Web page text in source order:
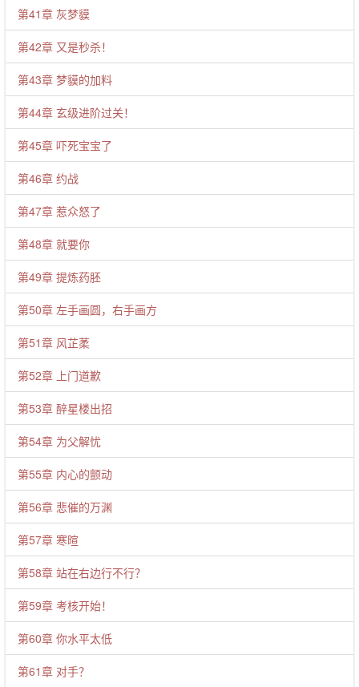
第41章 灰梦貘
第42章 又是秒杀！
第43章 梦貘的加料
第44章 玄级进阶过关！
第45章 吓死宝宝了
第46章 约战
第47章 惹众怒了
第48章 就要你
第49章 提炼药胚
第50章 左手画圆，右手画方
第51章 风芷葇
第52章 上门道歉
第53章 醉星楼出招
第54章 为父解忧
第55章 内心的颤动
第56章 悲催的万渊
第57章 寒暄
第58章 站在右边行不行？
第59章 考核开始！
第60章 你水平太低
第61章 对手？